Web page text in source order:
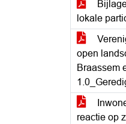
lokale
open
Braassem
reactie op